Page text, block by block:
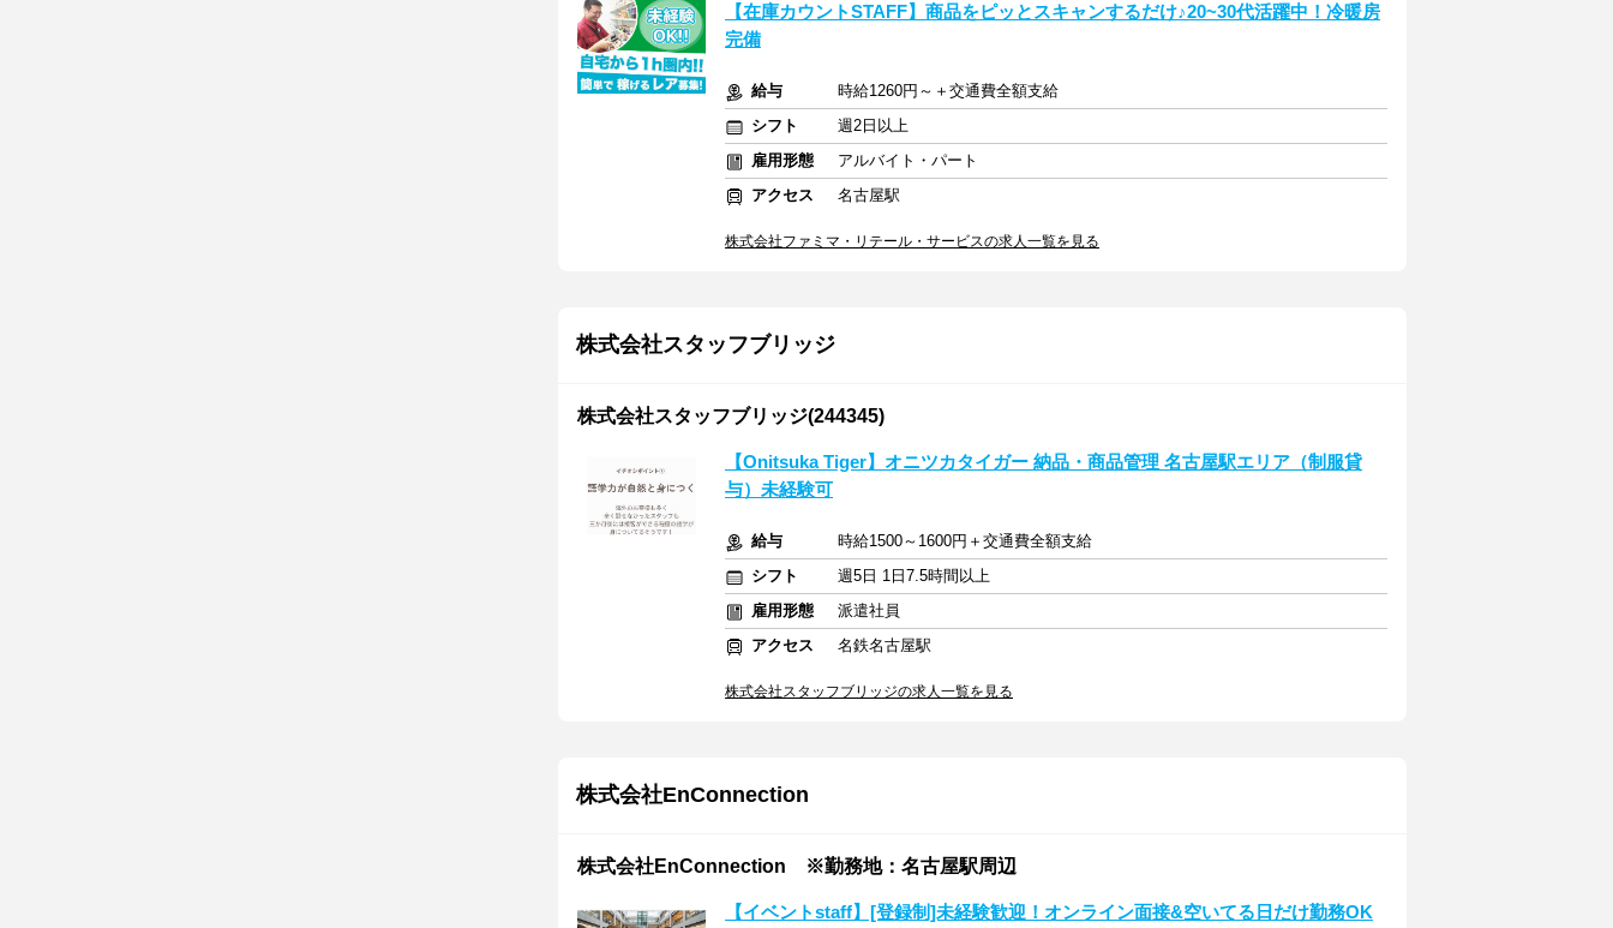
【在庫カウントSTAFF】商品をピッとスキャンするだけ♪20~30代活躍中！冷暖房
完備
給与
時給1260円～＋交通費全額支給
シフト
週2日以上
雇用形態
アルバイト・パート
アクセス
名古屋駅
株式会社ファミマ・リテール・サービスの求人一覧を見る
株式会社スタッフブリッジ
株式会社スタッフブリッジ(244345)
【Onitsuka Tiger】オニツカタイガー 納品・商品管理 名古屋駅エリア（制服貸
与）未経験可
給与
時給1500～1600円＋交通費全額支給
シフト
週5日 1日7.5時間以上
雇用形態
派遣社員
アクセス
名鉄名古屋駅
株式会社スタッフブリッジの求人一覧を見る
株式会社EnConnection
株式会社EnConnection ※勤務地：名古屋駅周辺
【イベントstaff】[登録制]未経験歓迎！オンライン面接&空いてる日だけ勤務OK